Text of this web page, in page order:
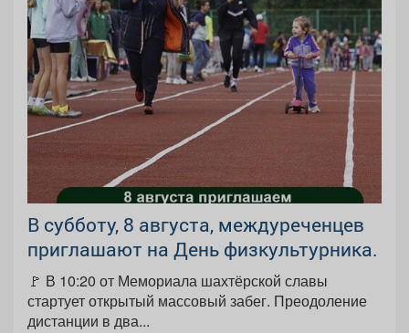
В субботу, 8 августа, междуреченцев
приглашают на День физкультурника.
🚩 В 10:20 от Мемориала шахтёрской славы
стартует открытый массовый забег. Преодоление
дистанции в два...